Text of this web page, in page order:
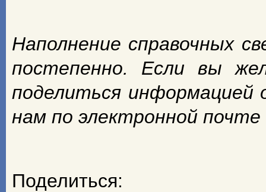
Наполнение справочных
постепенно. Если вы
поделиться информацией
нам по электронной почте
Поделиться: